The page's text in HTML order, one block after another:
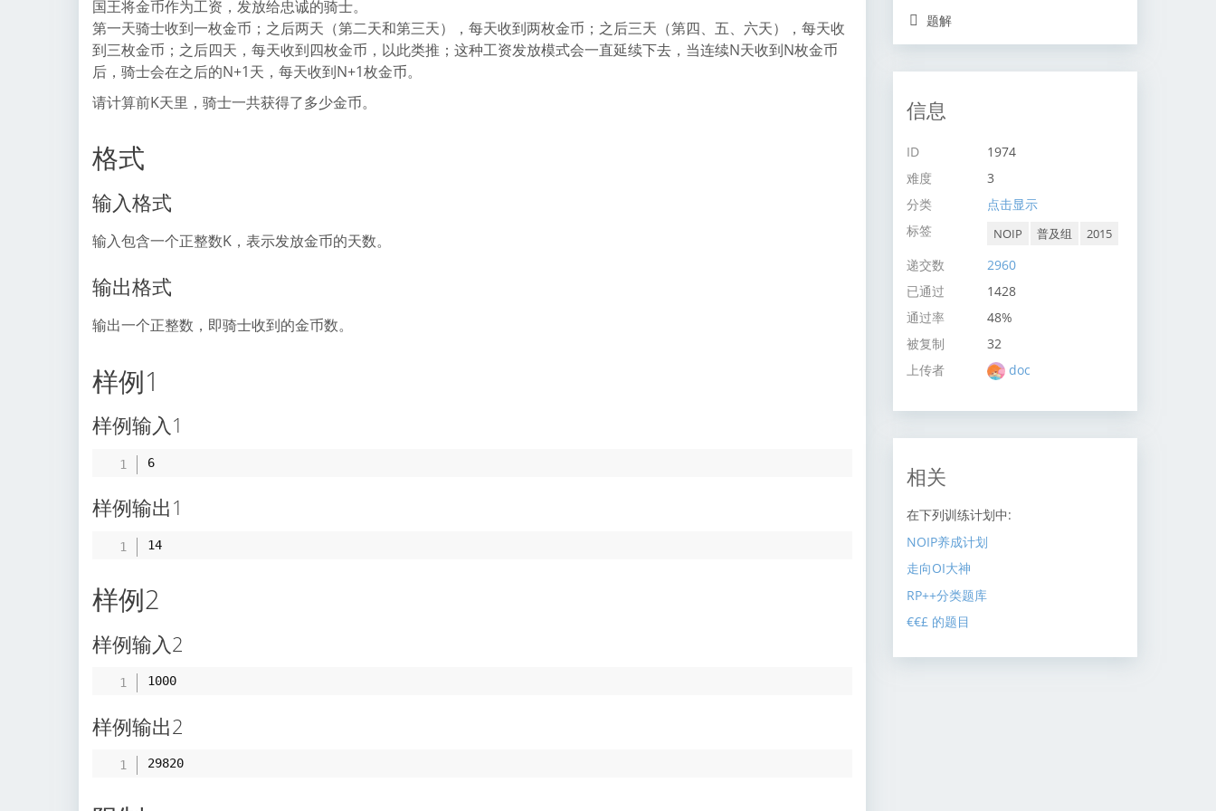
国王将金币作为工资，发放给忠诚的骑士。
第一天骑士收到一枚金币；之后两天（第二天和第三天），每天收到两枚金币；之后三天（第四、五、六天），每天收
到三枚金币；之后四天，每天收到四枚金币，以此类推；这种工资发放模式会一直延续下去，当连续N天收到N枚金币
后，骑士会在之后的N+1天，每天收到N+1枚金币。
请计算前K天里，骑士一共获得了多少金币。
格式
输入格式
输入包含一个正整数K，表示发放金币的天数。
输出格式
输出一个正整数，即骑士收到的金币数。
样例1
样例输入1
6
样例输出1
14
样例2
样例输入2
1000
样例输出2
29820
题解
信息
ID
1974
难度
3
分类
点击显示
标签
NOIP 普及组 2015
递交数
2960
已通过
1428
通过率
48%
被复制
32
上传者
doc
相关
在下列训练计划中:
NOIP养成计划
走向OI大神
RP++分类题库
€€£ 的题目